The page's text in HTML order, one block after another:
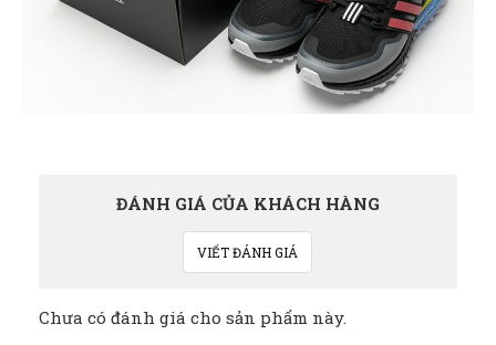
ĐÁNH GIÁ CỦA KHÁCH HÀNG
VIẾT ĐÁNH GIÁ
Chưa có đánh giá cho sản phẩm này.